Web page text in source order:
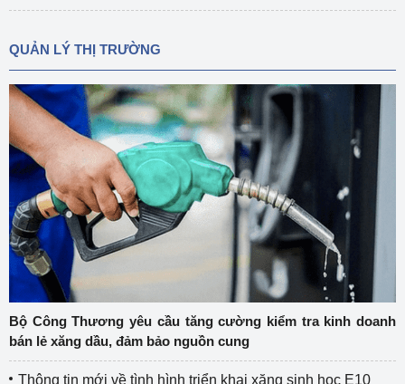
QUẢN LÝ THỊ TRƯỜNG
Bộ Công Thương yêu cầu tăng cường kiểm tra kinh doanh
bán lẻ xăng dầu, đảm bảo nguồn cung
Thông tin mới về tình hình triển khai xăng sinh học E10